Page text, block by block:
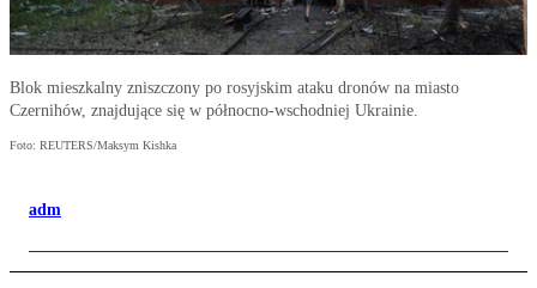
Blok mieszkalny zniszczony po rosyjskim ataku dronów na miasto
Czernihów, znajdujące się w północno-wschodniej Ukrainie.
Foto: REUTERS/Maksym Kishka
adm